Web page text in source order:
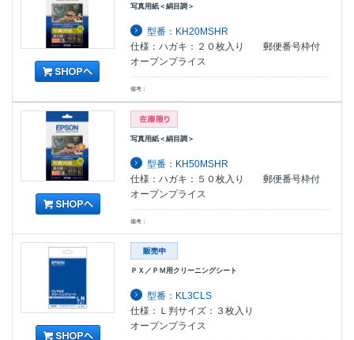
写真用紙＜絹目調＞
型番：KH20MSHR
仕様：ハガキ：２０枚入り 郵便番号枠付
オープンプライス
備考：
写真用紙＜絹目調＞
型番：KH50MSHR
仕様：ハガキ：５０枚入り 郵便番号枠付
オープンプライス
備考：
ＰＸ／ＰＭ用クリーニングシート
型番：KL3CLS
仕様：Ｌ判サイズ：３枚入り
オープンプライス